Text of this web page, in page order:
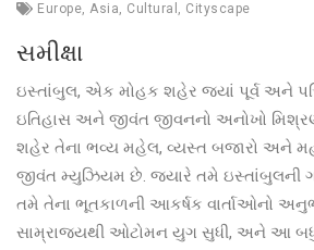
Europe, Asia, Cultural , Cityscape
સમીક્ષા
ઇસ્તાંબુલ, એક મોહક શહેર જ્યાં પૂર્વ અને
ઇતિહાસ અને જીવંત જીવનનો અનોખો
શહેર તેના ભવ્ય મહેલ, વ્યસ્ત બજારો અને
જીવંત મ્યુઝિયમ છે. જ્યારે તમે ઇસ્તાંબુલની
તમે તેના ભૂતકાળની આકર્ષક વાર્તાઓનો
સામ્રાજ્યથી ઓટોમન યુગ સુધી, અને આ બધું